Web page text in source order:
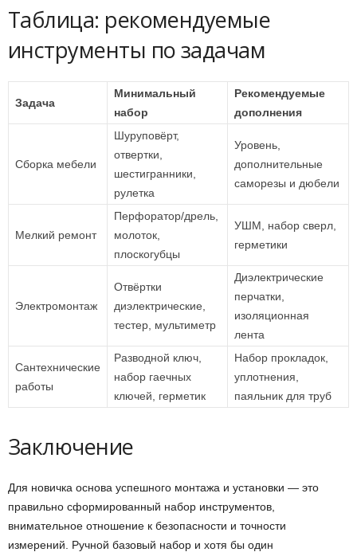
Таблица: рекомендуемые
инструменты по задачам
Задача
Минимальный
набор
Рекомендуемые
дополнения
Сборка мебели
Шуруповёрт,
отвертки,
шестигранники,
рулетка
Уровень,
дополнительные
саморезы и дюбели
Мелкий ремонт
Перфоратор/дрель,
молоток,
плоскогубцы
УШМ, набор сверл,
герметики
Электромонтаж
Отвёртки
диэлектрические,
тестер, мультиметр
Диэлектрические
перчатки,
изоляционная
лента
Сантехнические
работы
Разводной ключ,
набор гаечных
ключей, герметик
Набор прокладок,
уплотнения,
паяльник для труб
Заключение
Для новичка основа успешного монтажа и установки — это
правильно сформированный набор инструментов,
внимательное отношение к безопасности и точности
измерений. Ручной базовый набор и хотя бы один